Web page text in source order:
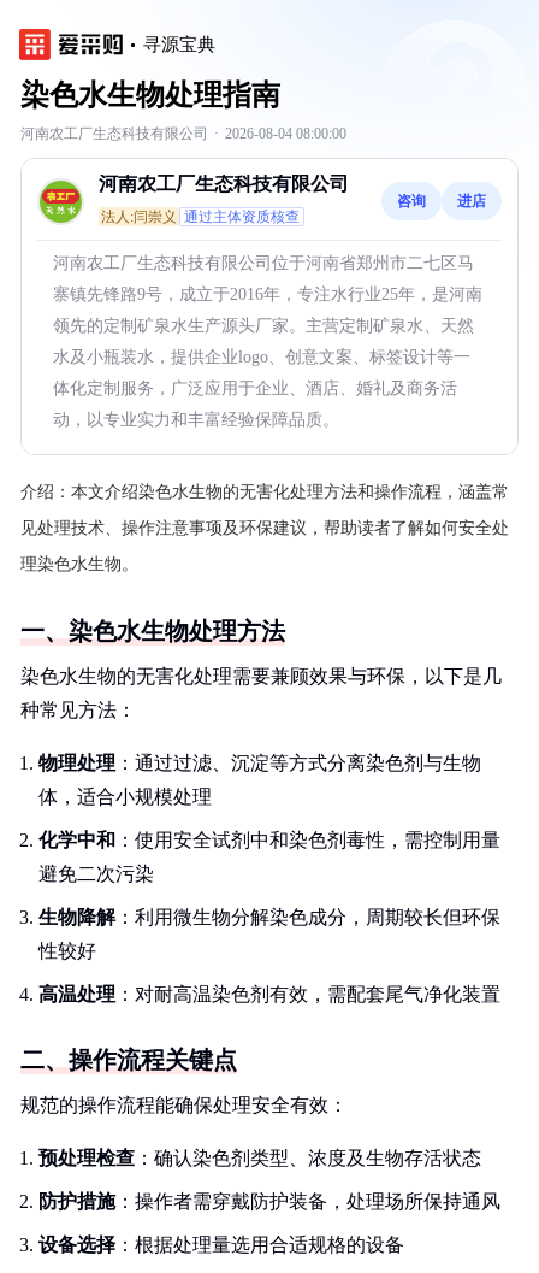
寻源宝典
染色水生物处理指南
河南农工厂生态科技有限公司 · 2026-08-04 08:00:00
河南农工厂生态科技有限公司
法人:闫崇义 通过主体资质核查
咨询 进店
河南农工厂生态科技有限公司位于河南省郑州市二七区马
寨镇先锋路9号，成立于2016年，专注水行业25年，是河南
领先的定制矿泉水生产源头厂家。主营定制矿泉水、天然
水及小瓶装水，提供企业logo、创意文案、标签设计等一
体化定制服务，广泛应用于企业、酒店、婚礼及商务活
动，以专业实力和丰富经验保障品质。
介绍： 本文介绍染色水生物的无害化处理方法和操作流程，涵盖常
见处理技术、操作注意事项及环保建议，帮助读者了解如何安全处
理染色水生物。
一、染色水生物处理方法
染色水生物的无害化处理需要兼顾效果与环保，以下是几
种常见方法：
物理处理 ：通过过滤、沉淀等方式分离染色剂与生物
体，适合小规模处理
化学中和 ：使用安全试剂中和染色剂毒性，需控制用量
避免二次污染
生物降解：利用微生物分解染色成分，周期较长但环保
性较好
高温处理 ：对耐高温染色剂有效，需配套尾气净化装置
二、操作流程关键点
规范的操作流程能确保处理安全有效：
预处理检查 ：确认染色剂类型、浓度及生物存活状态
防护措施：操作者需穿戴防护装备，处理场所保持通风
设备选择 ：根据处理量选用合适规格的设备